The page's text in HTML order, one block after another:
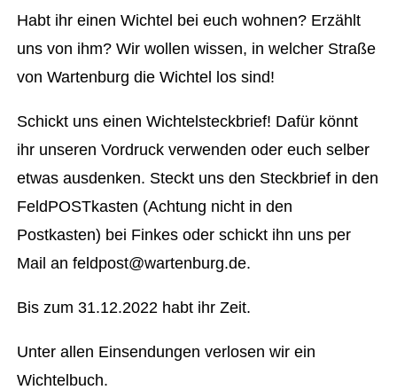
Habt ihr einen Wichtel bei euch wohnen? Erzählt
uns von ihm? Wir wollen wissen, in welcher Straße
von Wartenburg die Wichtel los sind!
Schickt uns einen Wichtelsteckbrief! Dafür könnt
ihr unseren Vordruck verwenden oder euch selber
etwas ausdenken. Steckt uns den Steckbrief in den
FeldPOSTkasten (Achtung nicht in den
Postkasten) bei Finkes oder schickt ihn uns per
Mail an feldpost@wartenburg.de.
Bis zum 31.12.2022 habt ihr Zeit.
Unter allen Einsendungen verlosen wir ein
Wichtelbuch.